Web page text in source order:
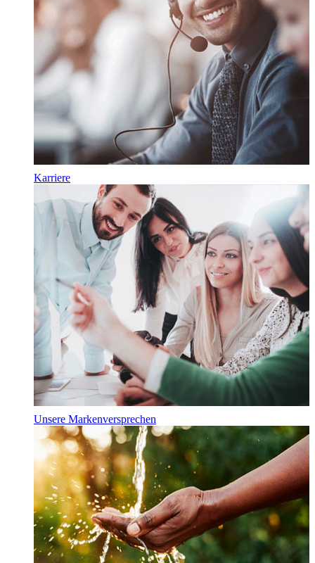
Karriere
Unsere Markenversprechen